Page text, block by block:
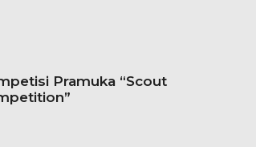
Pramuka “Scout